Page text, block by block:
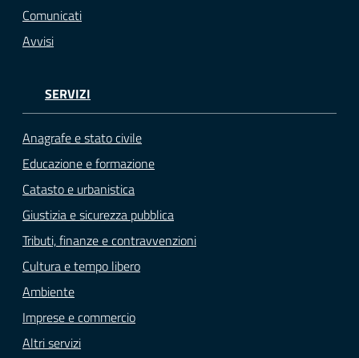
Comunicati
Avvisi
SERVIZI
Anagrafe e stato civile
Educazione e formazione
Catasto e urbanistica
Giustizia e sicurezza pubblica
Tributi, finanze e contravvenzioni
Cultura e tempo libero
Ambiente
Imprese e commercio
Altri servizi